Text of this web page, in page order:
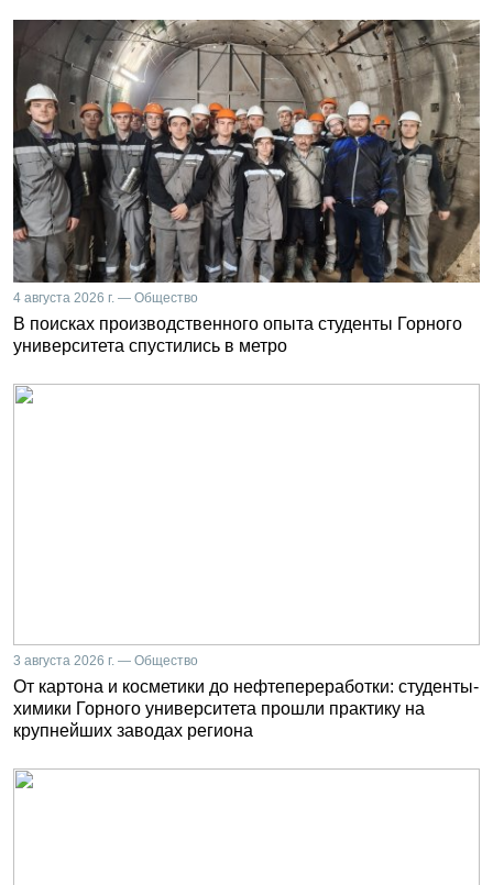
4 августа 2026 г. — Общество
В поисках производственного опыта студенты Горного
университета спустились в метро
3 августа 2026 г. — Общество
От картона и косметики до нефтепереработки: студенты-
химики Горного университета прошли практику на
крупнейших заводах региона